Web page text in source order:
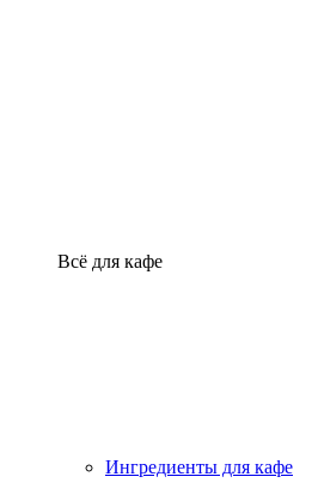
Всё для кафе
Ингредиенты для кафе